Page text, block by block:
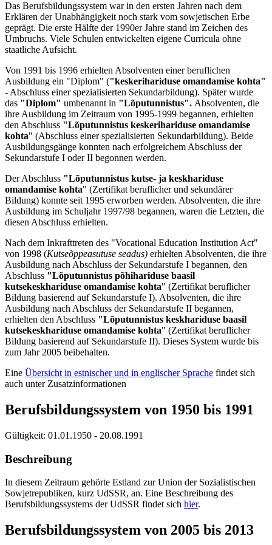
Das Berufsbildungssystem war in den ersten Jahren nach dem
Erklären der Unabhängigkeit noch stark vom sowjetischen Erbe
geprägt. Die erste Hälfte der 1990er Jahre stand im Zeichen des
Umbruchs. Viele Schulen entwickelten eigene Curricula ohne
staatliche Aufsicht.
Von 1991 bis 1996 erhielten Absolventen einer beruflichen
Ausbildung ein "Diplom" ("keskerihariduse omandamise kohta"
- Abschluss einer spezialisierten Sekundarbildung). Später wurde
das "Diplom" umbenannt in "Lõputunnistus". Absolventen, die
ihre Ausbildung im Zeitraum von 1995-1999 begannen, erhielten
den Abschluss "Lõputunnistus keskerihariduse omandamise
kohta" (Abschluss einer spezialisierten Sekundarbildung). Beide
Ausbildungsgänge konnten nach erfolgreichem Abschluss der
Sekundarstufe I oder II begonnen werden.
Der Abschluss "Lõputunnistus kutse- ja keskhariduse
omandamise kohta" (Zertifikat beruflicher und sekundärer
Bildung) konnte seit 1995 erworben werden. Absolventen, die ihre
Ausbildung im Schuljahr 1997/98 begannen, waren die Letzten, die
diesen Abschluss erhielten.
Nach dem Inkrafttreten des "Vocational Education Institution Act"
von 1998 (Kutseõppeasutuse seadus) erhielten Absolventen, die ihre
Ausbildung nach Abschluss der Sekundarstufe I begannen, den
Abschluss "Lõputunnistus põhihariduse baasil
kutsekeskhariduse omandamise kohta" (Zertifikat beruflicher
Bildung basierend auf Sekundarstufe I). Absolventen, die ihre
Ausbildung nach Abschluss der Sekundarstufe II begannen,
erhielten den Abschluss "Lõputunnistus keskhariduse baasil
kutsekeskhariduse omandamise kohta" (Zertifikat beruflicher
Bildung basierend auf Sekundarstufe II). Dieses System wurde bis
zum Jahr 2005 beibehalten.
Eine Übersicht in estnischer und in englischer Sprache findet sich
auch unter Zusatzinformationen
Berufsbildungssystem von 1950 bis 1991
Gültigkeit: 01.01.1950 - 20.08.1991
Beschreibung
In diesem Zeitraum gehörte Estland zur Union der Sozialistischen
Sowjetrepubliken, kurz UdSSR, an. Eine Beschreibung des
Berufsbildungssystems der UdSSR findet sich hier.
Berufsbildungssystem von 2005 bis 2013